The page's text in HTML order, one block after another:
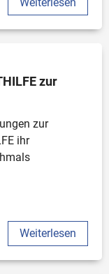
Weiterlesen
zur
zur
ihr
Weiterlesen